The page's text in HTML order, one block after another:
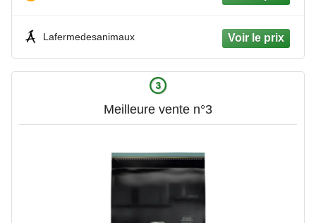
Lafermedesanimaux
Meilleure vente n°3